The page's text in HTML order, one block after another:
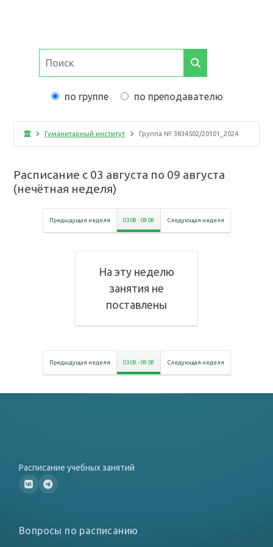
по группе по преподавателю
Гуманитарный институт Группа № 3834502/20101_2024
Расписание с 03 августа по 09 августа
(нечётная неделя)
Предыдущая неделя 03 08 -09 08 Следующая неделя
На эту неделю
занятия не
поставлены
Предыдущая неделя 03 08 -09 08 Следующая неделя
Расписание учебных занятий
Вопросы по расписанию